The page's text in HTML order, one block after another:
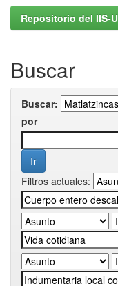
Repositorio del IIS-
Buscar
Buscar:
por
Filtros actuales: